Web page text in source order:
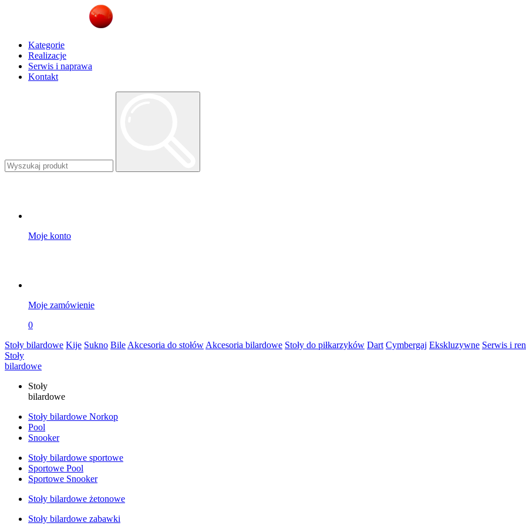
Kategorie
Realizacje
Serwis i naprawa
Kontakt
Moje konto
Moje zamówienie
0
Stoły bilardowe Kije Sukno Bile Akcesoria do stołów Akcesoria bilardowe Stoły do piłkarzyków Dart Cymbergaj Ekskluzywne Serwis i
Stoły
bilardowe
Stoły
bilardowe
Stoły bilardowe Norkop
Pool
Snooker
Stoły bilardowe sportowe
Sportowe Pool
Sportowe Snooker
Stoły bilardowe żetonowe
Stoły bilardowe zabawki